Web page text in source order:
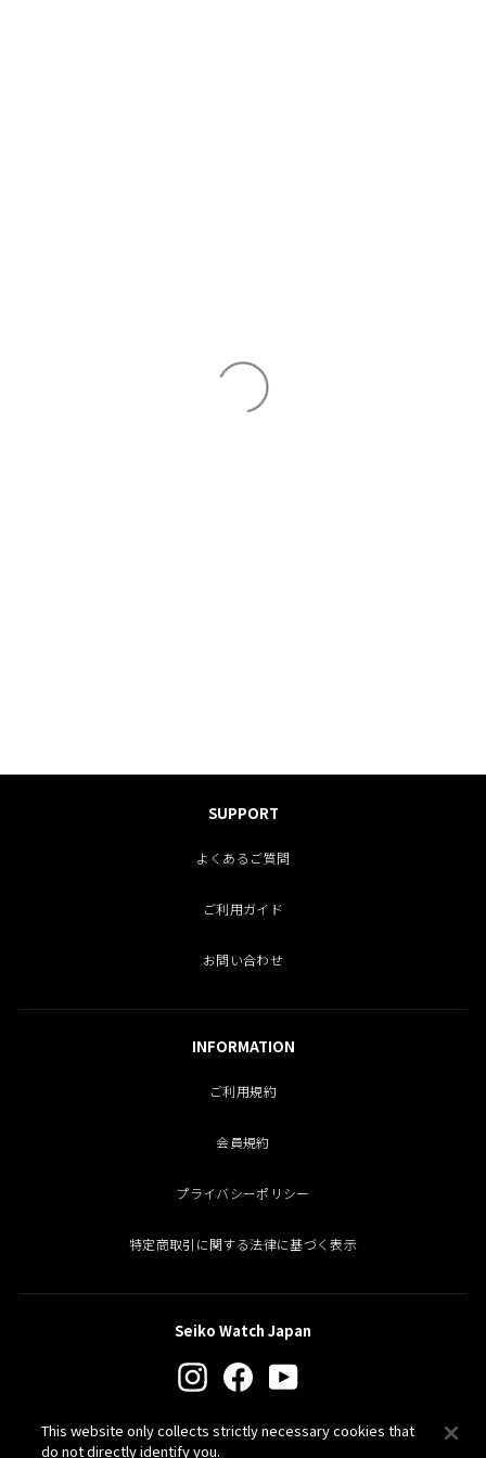
SUPPORT
よくあるご質問
ご利用ガイド
お問い合わせ
INFORMATION
ご利用規約
会員規約
プライバシーポリシー
特定商取引に関する法律に基づく表示
Seiko Watch Japan
InstagramFacebookYouTube
PROSPEX
This website only collects strictly necessary cookies that
do not directly identify you.